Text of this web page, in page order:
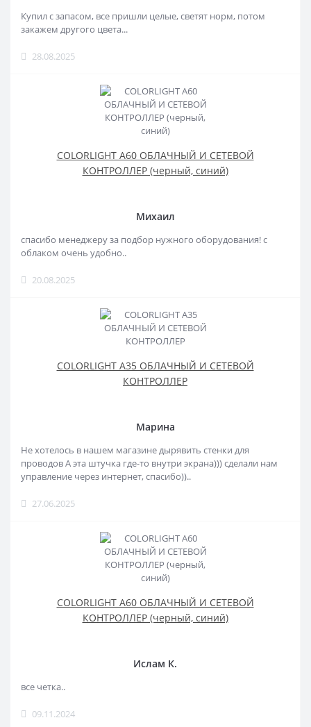
Купил с запасом, все пришли целые, светят норм, потом
закажем другого цвета...
28.08.2025
COLORLIGHT A60 ОБЛАЧНЫЙ И СЕТЕВОЙ
КОНТРОЛЛЕР (черный, синий)
Михаил
спасибо менеджеру за подбор нужного оборудования! с
облаком очень удобно..
20.08.2025
COLORLIGHT A35 ОБЛАЧНЫЙ И СЕТЕВОЙ
КОНТРОЛЛЕР
Марина
Не хотелось в нашем магазине дырявить стенки для
проводов А эта штучка где-то внутри экрана))) сделали нам
управление через интернет, спасибо))..
27.06.2025
COLORLIGHT A60 ОБЛАЧНЫЙ И СЕТЕВОЙ
КОНТРОЛЛЕР (черный, синий)
Ислам К.
все четка..
09.11.2024